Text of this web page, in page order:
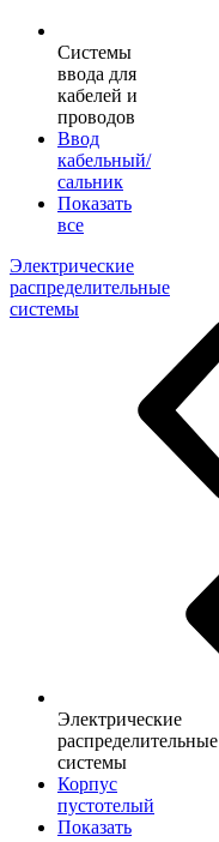
Системы
ввода для
кабелей и
проводов
Ввод
кабельный/
сальник
Показать
все
Электрические
распределительные
системы
Электрические
распределительные
системы
Корпус
пустотелый
Показать